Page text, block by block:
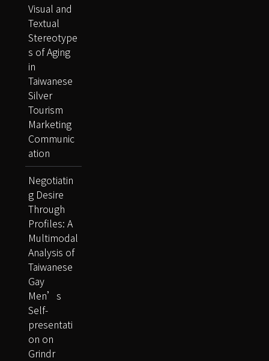
Visual and
Textual
Stereotype
s of Aging
in
Taiwanese
Silver
Tourism
Marketing
Communic
ation
Negotiatin
g Desire
Through
Profiles: A
Multimodal
Analysis of
Taiwanese
Gay
Men’s
Self-
presentati
on on
Grindr